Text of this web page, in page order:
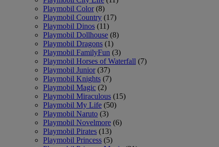
Playmobil Color (8)
Playmobil Country (17)
Playmobil Dinos (11)
Playmobil Dollhouse (8)
Playmobil Dragons (1)
Playmobil FamilyFun (3)
Playmobil Horses of Waterfall (7)
Playmobil Junior (37)
Playmobil Knights (7)
Playmobil Magic (2)
Playmobil Miraculous (15)
Playmobil My Life (50)
Playmobil Naruto (3)
Playmobil Novelmore (6)
Playmobil Pirates (13)
Playmobil Princess (5)